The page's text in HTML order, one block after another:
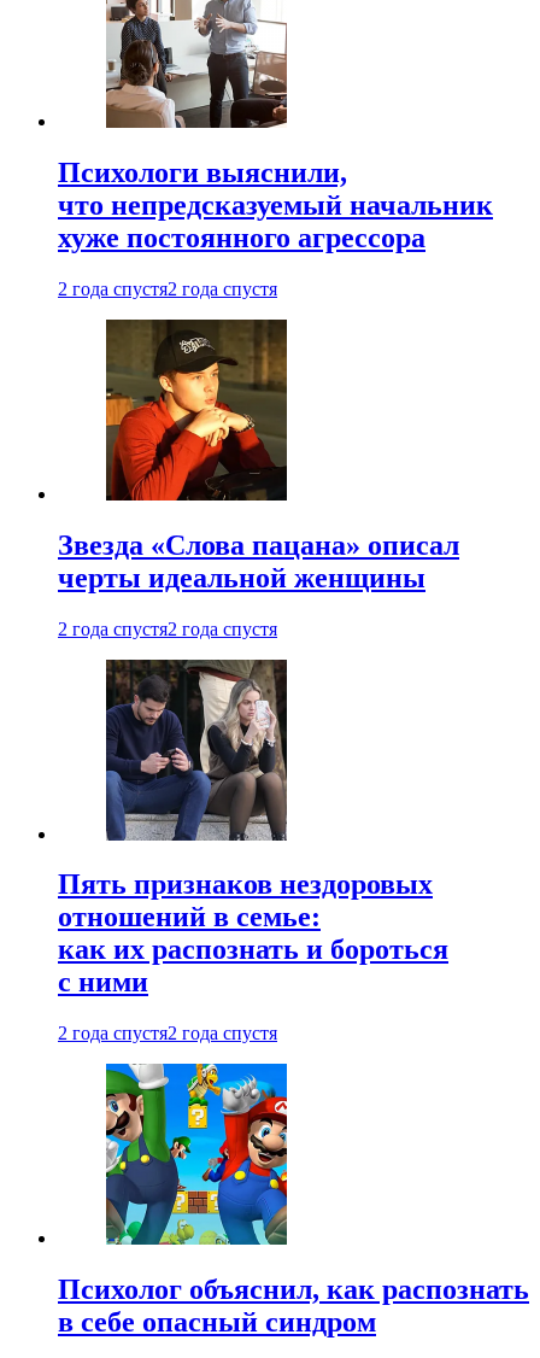
Психологи выяснили,
что непредсказуемый начальник
хуже постоянного агрессора
2 года спустя2 года спустя
Звезда «Слова пацана» описал
черты идеальной женщины
2 года спустя2 года спустя
Пять признаков нездоровых
отношений в семье:
как их распознать и бороться
с ними
2 года спустя2 года спустя
Психолог объяснил, как распознать
в себе опасный синдром